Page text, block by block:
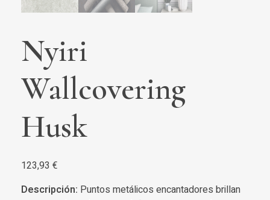
Nyiri
Wallcovering
Husk
123,93 €
Descripción: Puntos metálicos encantadores brillan